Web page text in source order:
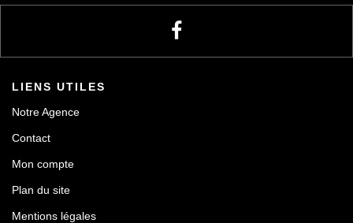
LIENS UTILES
Notre Agence
Contact
Mon compte
Plan du site
Mentions légales